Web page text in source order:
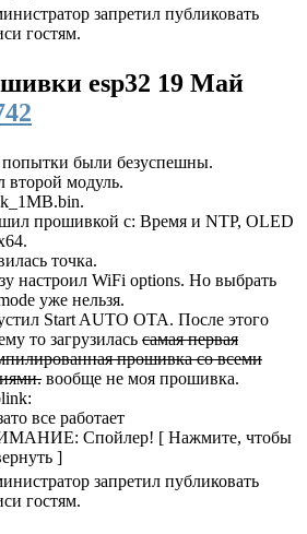
запретил публиковать
гостям.
esp32 19 Май
были безуспешны.
второй модуль.
прошивкой с: Время и NTP, OLED
точка.
настроил WiFi options. Но выбрать
уже нельзя.
Start AUTO OTA. После этого
то загрузилась самая первая
прошивка со всеми
вообще не моя прошивка.
все работает
Спойлер! [ Нажмите, чтобы
]
запретил публиковать
гостям.